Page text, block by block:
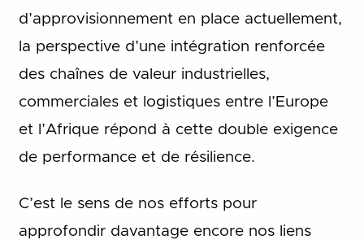
d’approvisionnement en place actuellement,
la perspective d’une intégration renforcée
des chaînes de valeur industrielles,
commerciales et logistiques entre l’Europe
et l’Afrique répond à cette double exigence
de performance et de résilience.
C’est le sens de nos efforts pour
approfondir davantage encore nos liens